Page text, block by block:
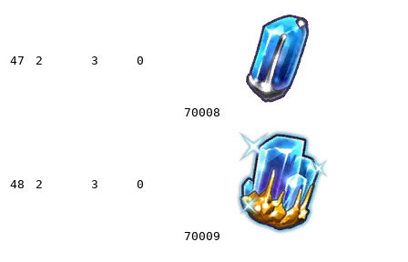
47 2 3 0
70008
48 2 3 0
70009